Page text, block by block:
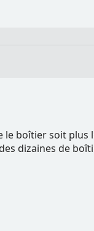
le boîtier soit plus
dizaines de